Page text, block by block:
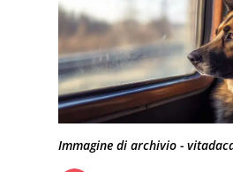
Immagine di archivio -